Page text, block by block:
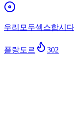
우리모두섹스합시다
플랑도르 302